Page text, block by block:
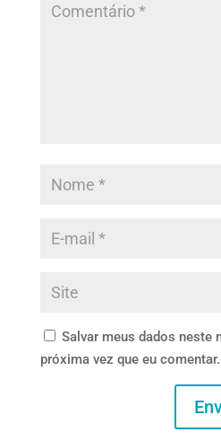
Salvar meus dados neste
próxima vez que eu comentar.